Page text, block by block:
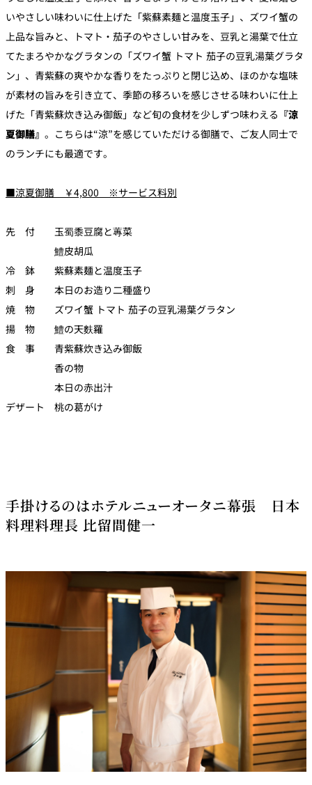
いやさしい味わいに仕上げた「紫蘇素麺と温度玉子」、ズワイ蟹の
上品な旨みと、トマト・茄子のやさしい甘みを、豆乳と湯葉で仕立
てたまろやかなグラタンの「ズワイ蟹 トマト 茄子の豆乳湯葉グラタ
ン」、青紫蘇の爽やかな香りをたっぷりと閉じ込め、ほのかな塩味
が素材の旨みを引き立て、季節の移ろいを感じさせる味わいに仕上
げた「青紫蘇炊き込み御飯」など旬の食材を少しずつ味わえる 『涼
夏御膳』 。こちらは“涼”を感じていただける御膳で、ご友人同士で
のランチにも最適です。
■涼夏御膳 ￥4,800 ※サービス料別
先 付 玉蜀黍豆腐と蓴菜
鱧皮胡瓜
冷 鉢 紫蘇素麺と温度玉子
刺 身 本日のお造り二種盛り
焼 物 ズワイ蟹 トマト 茄子の豆乳湯葉グラタン
揚 物 鱧の天麩羅
食 事 青紫蘇炊き込み御飯
香の物
本日の赤出汁
デザート 桃の葛がけ
手掛けるのはホテルニューオータニ幕張 日本
料理料理長 比留間健一